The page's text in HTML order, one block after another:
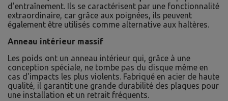
d'entraînement. Ils se caractérisent par une fonctionnalité
extraordinaire, car grâce aux poignées, ils peuvent
également être utilisés comme alternative aux haltères.
Anneau intérieur massif
Les poids ont un anneau intérieur qui, grâce à une
conception spéciale, ne tombe pas du disque même en
cas d'impacts les plus violents. Fabriqué en acier de haute
qualité, il garantit une grande durabilité des plaques pour
une installation et un retrait fréquents.